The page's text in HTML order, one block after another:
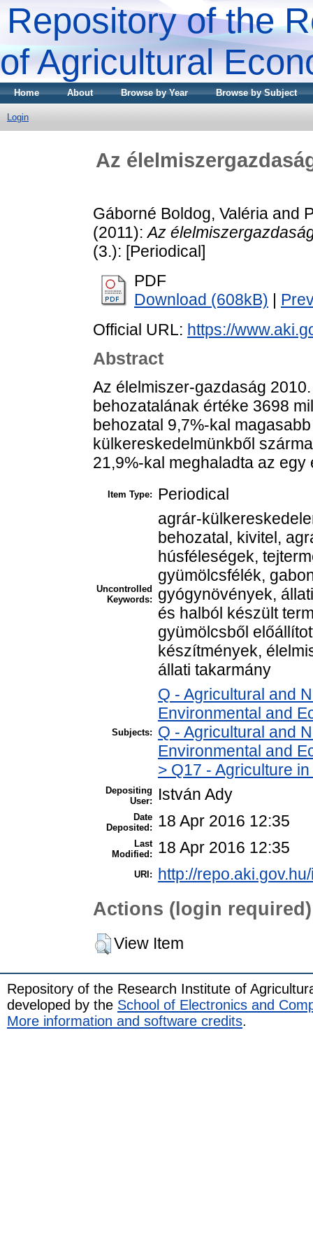
Repository of the
of Agricultural
Home About Browse by Year Browse by Subject
Login
Az
Gáborné Boldog, Valéria and
(2011):Az
(3.): [Periodical]
PDF
Download (608kB)
Official URL: https://
Abstract
Az élelmiszer-gazdaság
behozatalának értéke 3698
behozatal 9,7%-kal
külkereskedelmünkből
21,9%-kal meghaladta az egy
Item Type: Periodical
Uncontrolled
Keywords:
agrár-
behozatal, kivitel,
húsféleségek,
gyümölcsfélék,
gyógynövények,
és halból készült
gyümölcsből
készítmények,
állati takarmány
Subjects:
Q - Agricultural and
Environmental and
Q - Agricultural and
Environmental and
> Q17 - Agriculture
Depositing
User:
István Ady
Date
Deposited:
18 Apr 2016 12:35
Last
Modified:
18 Apr 2016 12:35
URI: http://
Actions (login required)
View Item
Repository of the Research Institute of
developed by the School of Electronics and
More information and software credits.